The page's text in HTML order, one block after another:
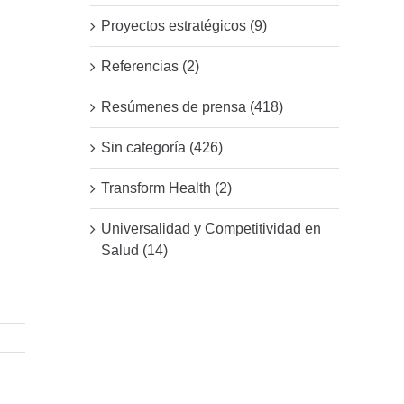
Proyectos estratégicos (9)
Referencias (2)
Resúmenes de prensa (418)
Sin categoría (426)
Transform Health (2)
Universalidad y Competitividad en
Salud (14)